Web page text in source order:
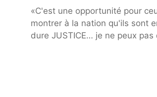
«C'est une opportunité pour
montrer à la nation qu'ils sont
dure JUSTICE… je ne peux